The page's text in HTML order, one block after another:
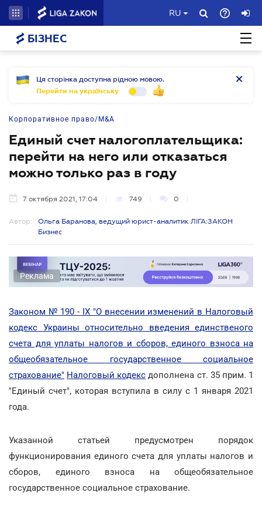
RU
БІЗНЕС
Ця сторінка доступна рідною мовою.
Перейти на українську
Корпоративное право/M&A
Единый счет налогоплательщика:
перейти на него или отказаться
можно только раз в году
7 октября 2021, 17:04 749 0
Автор:
Ольга Баранова, ведущий юрист-аналитик ЛІГА:ЗАКОН
Бизнес
Реклама
Законом № 190 - IX "О внесении изменений в Налоговый
кодекс Украины относительно введения единственого
счета для уплаты налогов и сборов, единого взноса на
общеобязательное государственное социальное
страхование" Налоговый кодекс дополнена ст. 35 прим. 1
"Единый счет", которая вступила в силу с 1 января 2021
года.
Указанной статьей предусмотрен порядок
функционирования единого счета для уплаты налогов и
сборов, единого взноса на общеобязательное
государственное социальное страхование.